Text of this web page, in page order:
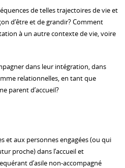
de telles trajectoires de vie et
d’être et de grandir? Comment
à un autre contexte de vie, voire
dans leur intégration, dans
relationnelles, en tant que
parent d’accueil?
et aux personnes engagées (ou qui
proche) dans l’accueil et
d’asile non-accompagné